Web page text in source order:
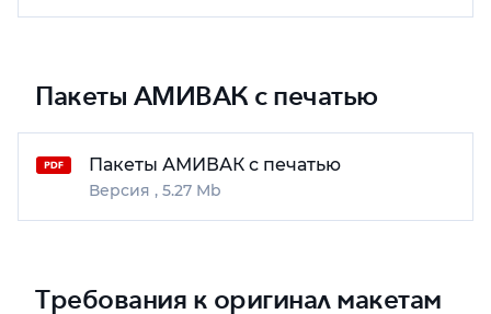
Пакеты АМИВАК с печатью
Пакеты АМИВАК с печатью
5.27 Mb
Требования к оригинал макетам